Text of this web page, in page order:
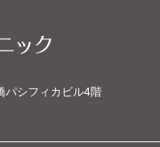
パシフィカビル4階